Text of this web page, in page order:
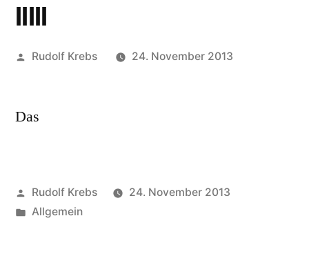
lllll
Veröffentlicht
Rudolf Krebs 24. November 2013
Das
Veröffentlicht
von
Rudolf Krebs
24. November 2013
Veröffentlicht
Allgemein